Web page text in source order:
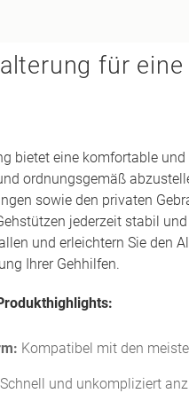
für
bietet eine komfortable
ordnungsgemäß
sowie den privaten
jederzeit stabil
und erleichtern Sie den
Ihrer Gehhilfen.
Kompatibel mit den
Schnell und unkompliziert